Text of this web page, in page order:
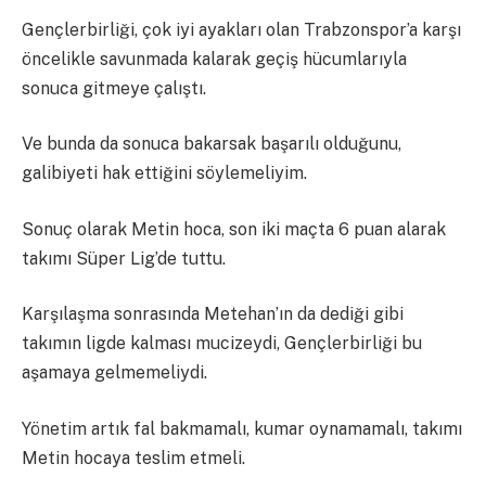
Gençlerbirliği, çok iyi ayakları olan Trabzonspor’a karşı
öncelikle savunmada kalarak geçiş hücumlarıyla
sonuca gitmeye çalıştı.
Ve bunda da sonuca bakarsak başarılı olduğunu,
galibiyeti hak ettiğini söylemeliyim.
Sonuç olarak Metin hoca, son iki maçta 6 puan alarak
takımı Süper Lig’de tuttu.
Karşılaşma sonrasında Metehan’ın da dediği gibi
takımın ligde kalması mucizeydi, Gençlerbirliği bu
aşamaya gelmemeliydi.
Yönetim artık fal bakmamalı, kumar oynamamalı, takımı
Metin hocaya teslim etmeli.